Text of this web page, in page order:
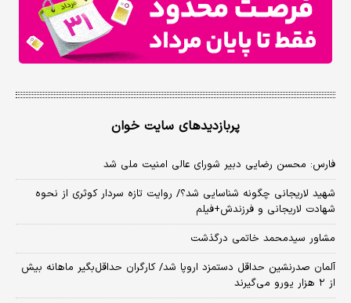
پربازدیدهای سایت خوان
فارس: محسن رضایی دبیر شورای عالی امنیت ملی شد
شهید لاریجانی چگونه شناسایی شد؟/ روایت تازه سردار کوثری از نحوه
شهادت لاریجانی و فرزندش+فیلم
مشاور سیدمحمد خاتمی درگذشت
آلمان صدرنشین حداقل دستمزد اروپا شد/ کارگران حداقل‌بگیر ماهانه بیش
از ۲ هزار یورو می‌گیرند